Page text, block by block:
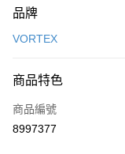
信用卡一次付款
Apple Pay
ATM付款
品牌
VORTEX
商品特色
商品編號
8997377